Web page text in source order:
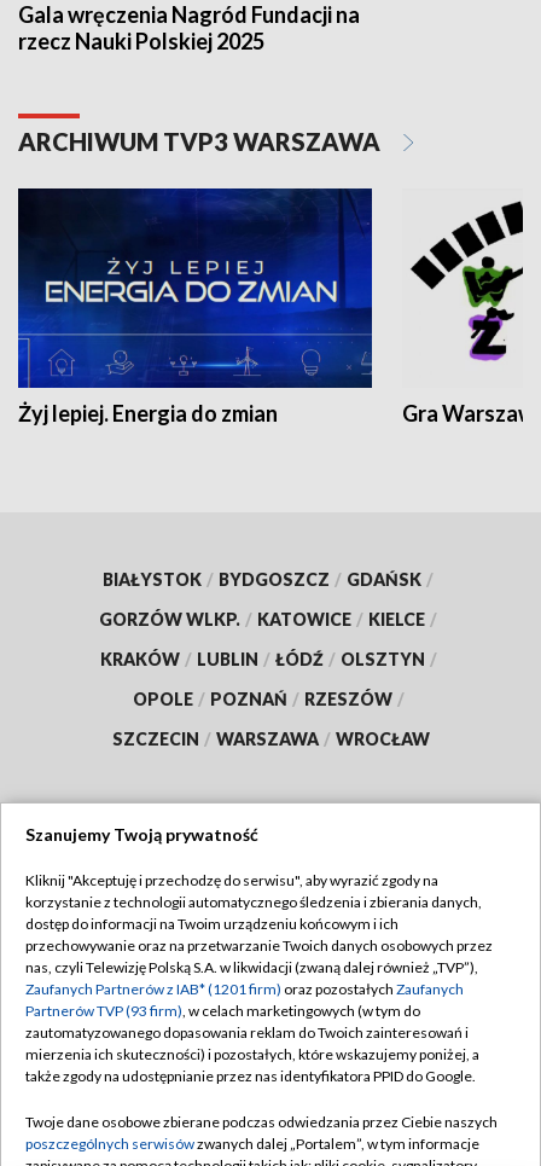
Gala wręczenia Nagród Fundacji na
rzecz Nauki Polskiej 2025
ARCHIWUM TVP3 WARSZAWA
Żyj lepiej. Energia do zmian Gra
BIAŁYSTOK / BYDGOSZCZ / GDAŃSK /
GORZÓW WLKP. / KATOWICE / KIELCE /
KRAKÓW / LUBLIN / ŁÓDŹ / OLSZTYN /
OPOLE / POZNAŃ / RZESZÓW /
SZCZECIN / WARSZAWA / WROCŁAW
TVP
Abonament TVP
Emisja w TVP
Centrum informacji TVP
Naziemna Telewizja Cyfrowa
Rada Programowa
Regulamin TVP
Polityka prywatności
Moje zgody
Pomoc
Kontakt
Szanujemy Twoją prywatność
Kliknij "Akceptuję i przechodzę do serwisu", aby wyrazić zgody na
korzystanie z technologii automatycznego śledzenia i zbierania danych,
dostęp do informacji na Twoim urządzeniu końcowym i ich
przechowywanie oraz na przetwarzanie Twoich danych osobowych przez
nas, czyli Telewizję Polską S.A. w likwidacji (zwaną dalej również „TVP”),
Zaufanych Partnerów z IAB* (1201 firm) oraz pozostałych Zaufanych
Partnerów TVP (93 firm), w celach marketingowych (w tym do
zautomatyzowanego dopasowania reklam do Twoich zainteresowań i
mierzenia ich skuteczności) i pozostałych, które wskazujemy poniżej, a
także zgody na udostępnianie przez nas identyfikatora PPID do Google.
Twoje dane osobowe zbierane podczas odwiedzania przez Ciebie naszych
poszczególnych serwisówzwanych dalej „Portalem”, w tym informacje